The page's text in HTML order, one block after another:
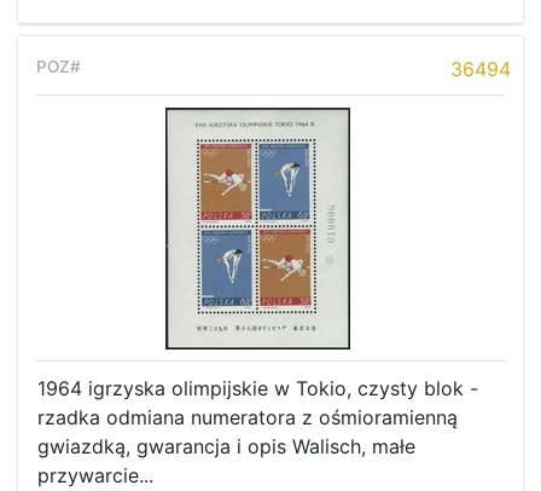
36494
1964 igrzyska olimpijskie w Tokio, czysty blok -
rzadka odmiana numeratora z ośmioramienną
gwiazdką, gwarancja i opis Walisch, małe
przywarcie...